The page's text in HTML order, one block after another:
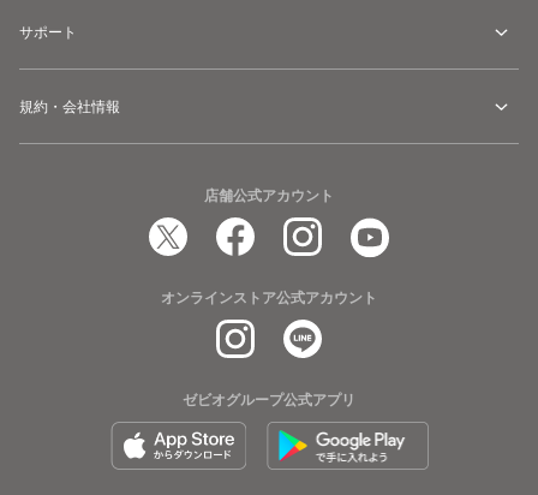
サポート
規約・会社情報
店舗公式アカウント
オンラインストア公式アカウント
ゼビオグループ公式アプリ